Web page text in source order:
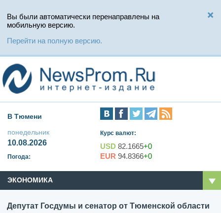
Вы были автоматически перенаправлены на
мобильную версию.
Перейти на полную версию.
В Тюмени
понедельник
10.08.2026
Погода:
Курс валют:
USD 82.1665+0
EUR 94.8366+0
ЭКОНОМИКА
Депутат Госдумы и сенатор от Тюменской области